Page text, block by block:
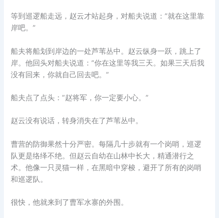
等到巡逻船走远，赵云才站起身，对船夫说道：”就在这里靠
岸吧。”
船夫将船划到岸边的一处芦苇丛中。赵云纵身一跃，跳上了
岸。他回头对船夫说道：”你在这里等我三天。如果三天后我
没有回来，你就自己回去吧。”
船夫点了点头：”赵将军，你一定要小心。”
赵云没有说话，转身消失在了芦苇丛中。
曹营的防御果然十分严密。每隔几十步就有一个岗哨，巡逻
队更是络绎不绝。但赵云自幼在山林中长大，精通潜行之
术。他像一只灵猫一样，在黑暗中穿梭，避开了所有的岗哨
和巡逻队。
很快，他就来到了曹军水寨的外围。